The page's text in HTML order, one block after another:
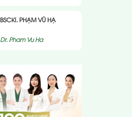
BSCKI. PHẠM VŨ HẠ
Dr. Pham Vu Ha